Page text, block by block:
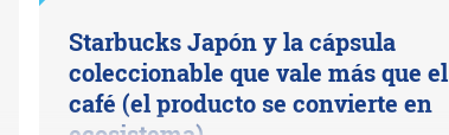
Starbucks Japón y la cápsula
coleccionable que vale más que el
café (el producto se convierte en